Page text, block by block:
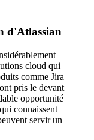
d'Atlassian
cloud qui
comme Jira
pris le devant
opportunité
connaissent
servir un